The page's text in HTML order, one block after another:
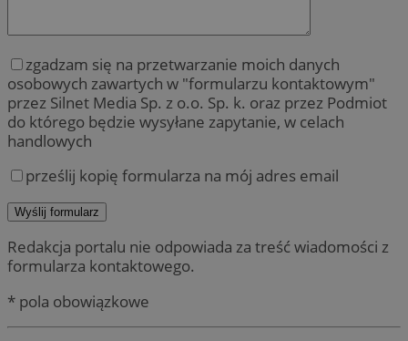
zgadzam się na przetwarzanie moich danych
osobowych zawartych w "formularzu kontaktowym"
przez Silnet Media Sp. z o.o. Sp. k. oraz przez Podmiot
do którego będzie wysyłane zapytanie, w celach
handlowych
prześlij kopię formularza na mój adres email
Redakcja portalu nie odpowiada za treść wiadomości z
formularza kontaktowego.
* pola obowiązkowe